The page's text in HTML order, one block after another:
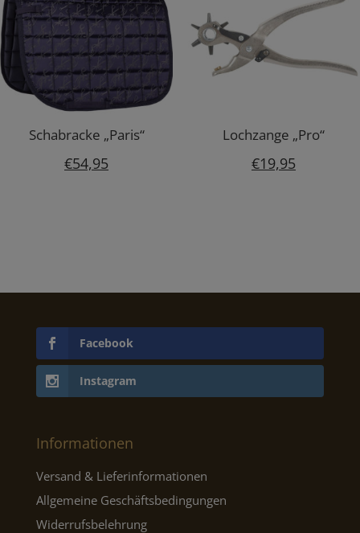
Schabracke „Paris“
€54,95
Lochzange „Pro“
€19,95
Facebook
Instagram
Informationen
Versand & Lieferinformationen
Allgemeine Geschäftsbedingungen
Widerrufsbelehrung